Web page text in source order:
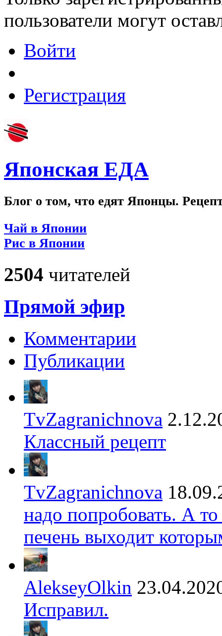
пользователи могут
Войти
Регистрация
Японская ЕДА
Блог о том, что едят Японцы.
Чай в Японии
Рис в Японии
2504 читателей
Прямой эфир
Комментарии
Публикации
TvZagranichnova
Классный рецепт
TvZagranichnova
надо попробовать. А
печень выходит
AlekseyOlkin
Исправил.